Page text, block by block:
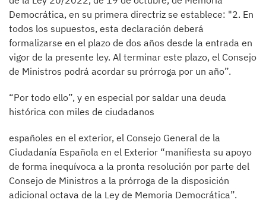
Democrática, en su primera directriz se establece: "2. En
todos los supuestos, esta declaración deberá
formalizarse en el plazo de dos años desde la entrada en
vigor de la presente ley. Al terminar este plazo, el Consejo
de Ministros podrá acordar su prórroga por un año”.
“Por todo ello”, y en especial por saldar una deuda
histórica con miles de ciudadanos
españoles en el exterior, el Consejo General de la
Ciudadanía Española en el Exterior “manifiesta su apoyo
de forma inequívoca a la pronta resolución por parte del
Consejo de Ministros a la prórroga de la disposición
adicional octava de la Ley de Memoria Democrática”.